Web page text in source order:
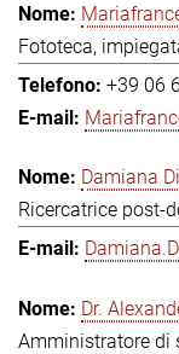
Fototeca,
+39 06
Damiana
Ricercatrice post-
Dr.
Amministratore di